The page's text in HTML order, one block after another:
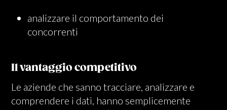
analizzare il comportamento dei
concorrenti
Il vantaggio competitivo
Le aziende che sanno tracciare, analizzare e
comprendere i dati, hanno semplicemente